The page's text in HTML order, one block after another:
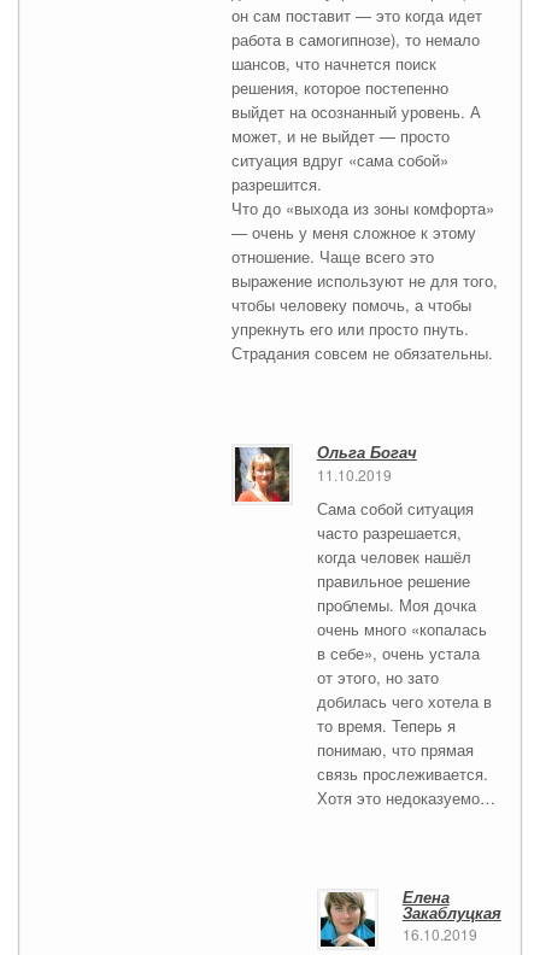
он сам поставит — это когда идет
работа в самогипнозе), то немало
шансов, что начнется поиск
решения, которое постепенно
выйдет на осознанный уровень. А
может, и не выйдет — просто
ситуация вдруг «сама собой»
разрешится.
Что до «выхода из зоны комфорта»
— очень у меня сложное к этому
отношение. Чаще всего это
выражение используют не для того,
чтобы человеку помочь, а чтобы
упрекнуть его или просто пнуть.
Страдания совсем не обязательны.
Ольга Богач
11.10.2019
Сама собой ситуация
часто разрешается,
когда человек нашёл
правильное решение
проблемы. Моя дочка
очень много «копалась
в себе», очень устала
от этого, но зато
добилась чего хотела в
то время. Теперь я
понимаю, что прямая
связь прослеживается.
Хотя это недоказуемо…
Елена
Закаблуцкая
16.10.2019